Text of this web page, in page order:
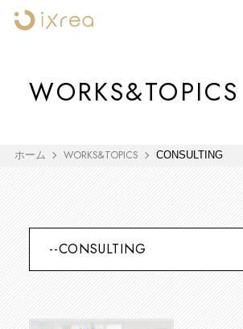
WORKS&TOPICS
ホーム WORKS&TOPICS CONSULTING